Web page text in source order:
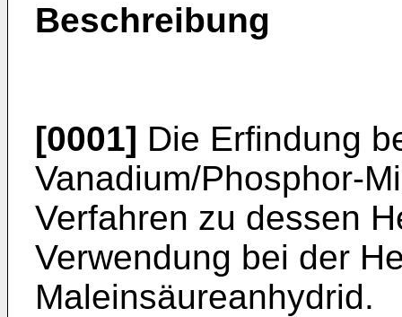
Beschreibung
[0001] Die Erfindung
Vanadium/Phosphor-
Verfahren zu dessen
Verwendung bei der
Maleinsäureanhydrid.